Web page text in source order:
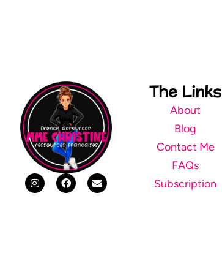
The Links
About
Blog
Contact Me
FAQs
Subscription